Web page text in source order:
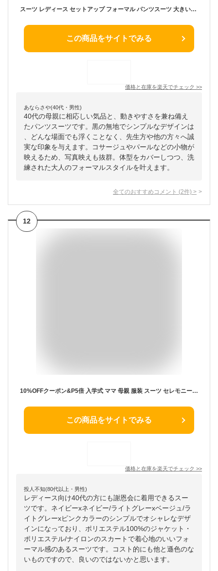
スーツ レディース セットアップ フォーマル パンツスーツ 大きいサイズ 入学式 卒業式 ジャケット パンツ ロング 黒 ブラック 長袖 無地 シンプル ビジネス オフィス 通勤 ママスーツ 入園式 卒園式
この商品をサイトでみる
価格と在庫を楽天でチェック >>
あならさや(40代・男性)
40代の母親に相応しい気品と、動きやすさを兼ね備え
たパンツスーツです。黒の無地でシンプルなデザインは
、どんな場面でも浮くことなく、先生方や他の方々へ誠
実な印象を与えます。コサージュやパールなどの小物が
映えるため、写真映えも抜群。体型をカバーしつつ、洗
練された大人のフォーマルスタイルを叶えます。
全てのおすすめコメント (2件) >
12
10%OFFクーポン&P5倍 入学式 ママ 母親 服装 スーツ セレモニー スーツ お宮参り 七五三 レディース フォーマル お呼ばれ 結婚式 披露宴 パーティー 顔合わせ 母の日 入園式 卒園式 卒業式 発表会 謝恩会 ミセス 母親 20代 30代 40代 50代 おしゃれ かわいい
この商品をサイトでみる
価格と在庫を楽天でチェック >>
投人不知(80代以上・男性)
レディース向け40代の方にも謝恩会に着用できるスー
ツです。ネイビーxネイビー/ライトグレーxベージュ/ラ
イトグレーxピンクカラーのシンプルでオシャレなデザ
インになっており、ポリエステル100%のジャケット・
ポリエステル/ナイロンのスカートで着心地のいいフォ
ーマル感のあるスーツです。コスト的にも他と遜色のな
いものですので、良いのではないかと思います。